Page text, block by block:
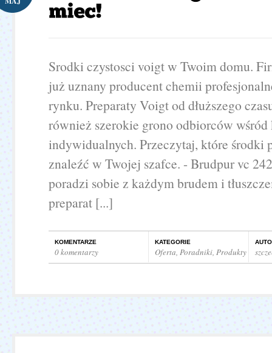
Srodki czystosci voigt w Twoim domu.
już uznany producent chemii
rynku. Preparaty Voigt od dłuższego
również szerokie grono odbiorców
indywidualnych. Przeczytaj, które środki
znaleźć w Twojej szafce. - Brudpur vc
poradzi sobie z każdym brudem i
preparat [...]
KOMENTARZE
0 komentarzy
KATEGORIE
Oferta, Poradniki, Produkty